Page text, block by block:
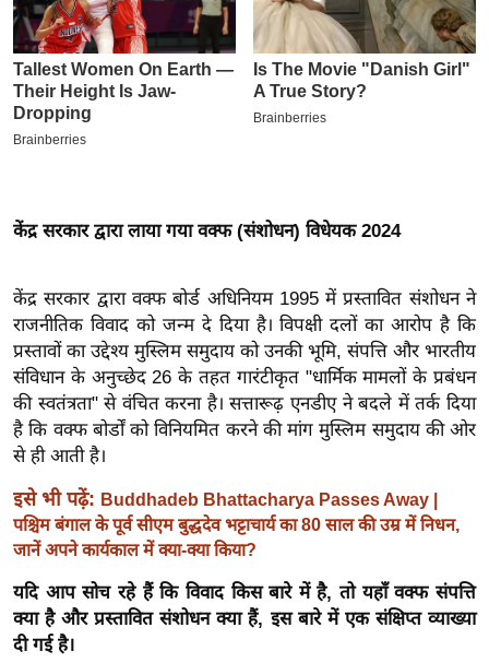
पे
प
र
मि
सा
बे
ल
श
ख्सि
य
त
यं
ग
इं
डि
सा
हि
केंद्र सरकारद्वारा लाया गयावक्फ (संशोधन) विधेयक 2024
केंद्र सरकार द्वारा वक्फ बोर्ड अधिनियम 1995 में प्रस्तावित संशोधन ने
राजनीतिक विवाद को जन्म दे दिया है। विपक्षी दलों का आरोप है कि
प्रस्तावों का उद्देश्य मुस्लिम समुदाय को उनकी भूमि, संपत्ति और भारतीय
संविधान के अनुच्छेद 26 के तहत गारंटीकृत "धार्मिक मामलों के प्रबंधन
की स्वतंत्रता" से वंचित करना है। सत्तारूढ़ एनडीए ने बदले में तर्क दिया
है कि वक्फ बोर्डों को विनियमित करने की मांग मुस्लिम समुदाय की ओर
से ही आती है।
इसे भी पढ़ें: Buddhadeb Bhattacharya Passes Away |
पश्चिम बंगाल के पूर्व सीएम बुद्धदेव भट्टाचार्य का 80 साल की उम्र में निधन,
जानें अपने कार्यकाल में क्या-क्या किया?
यदि आप सोच रहे हैं कि विवाद किस बारे में है, तो यहाँ वक्फ संपत्ति
क्या है और प्रस्तावित संशोधन क्या हैं, इस बारे में एक संक्षिप्त व्याख्या
दी गई है।